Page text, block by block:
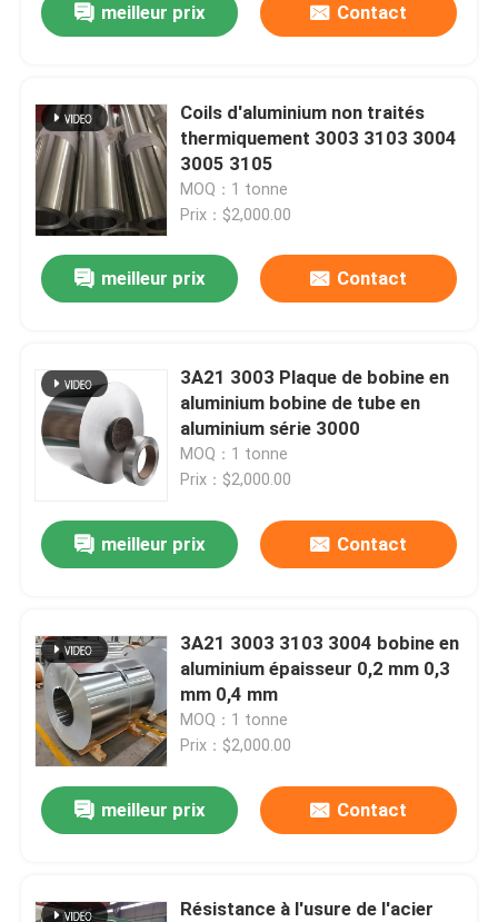
meilleur prix Contact
Coils d'aluminium non traités
thermiquement 3003 3103 3004
3005 3105
MOQ：1 tonne
Prix：$2,000.00
meilleur prix Contact
3A21 3003 Plaque de bobine en
aluminium bobine de tube en
aluminium série 3000
MOQ：1 tonne
Prix：$2,000.00
meilleur prix Contact
3A21 3003 3103 3004 bobine en
aluminium épaisseur 0,2 mm 0,3
mm 0,4 mm
MOQ：1 tonne
Prix：$2,000.00
meilleur prix Contact
Résistance à l'usure de l'acier